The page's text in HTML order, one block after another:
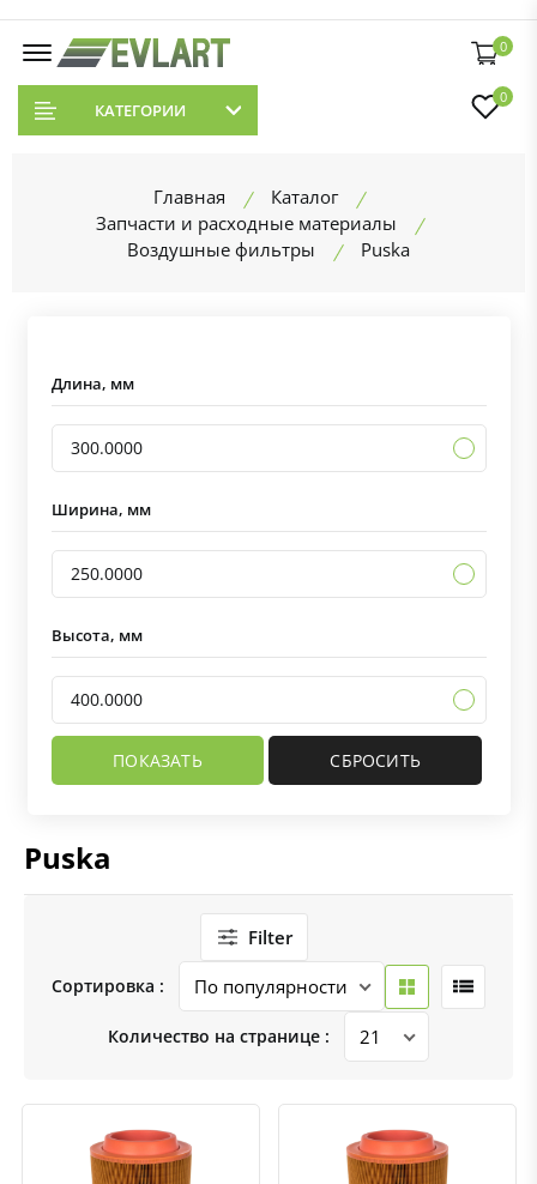
0
КАТЕГОРИИ
0
Главная
Каталог
Запчасти и расходные материалы
Воздушные фильтры
Puska
Длина, мм
300.0000
Ширина, мм
250.0000
Высота, мм
400.0000
Puska
Filter
Сортировка :
Количество на странице :